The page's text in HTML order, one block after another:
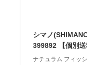
シマノ
399892 【個別
ナチュラム フィッ